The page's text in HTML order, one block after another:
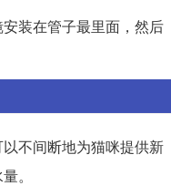
装在管子最里面，然后
不间断地为猫咪提供新
。